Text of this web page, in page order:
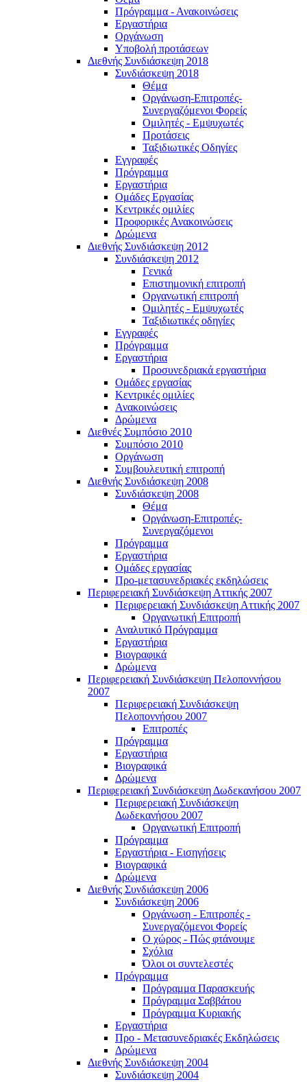
Πρόγραμμα - Ανακοινώσεις
Εργαστήρια
Οργάνωση
Υποβολή προτάσεων
Διεθνής Συνδιάσκεψη 2018
Συνδιάσκεψη 2018
Θέμα
Οργάνωση-Επιτροπές-
Συνεργαζόμενοι Φορείς
Ομιλητές - Εμψυχωτές
Προτάσεις
Ταξιδιωτικές Οδηγίες
Εγγραφές
Πρόγραμμα
Εργαστήρια
Ομάδες Εργασίας
Κεντρικές ομιλίες
Προφορικές Ανακοινώσεις
Δρώμενα
Διεθνής Συνδιάσκεψη 2012
Συνδιάσκεψη 2012
Γενικά
Επιστημονική επιτροπή
Οργανωτική επιτροπή
Ομιλητές - Εμψυχωτές
Ταξιδιωτικές οδηγίες
Εγγραφές
Πρόγραμμα
Εργαστήρια
Προσυνεδριακά εργαστήρια
Ομάδες εργασίας
Κεντρικές ομιλίες
Ανακοινώσεις
Δρώμενα
Διεθνές Συμπόσιο 2010
Συμπόσιο 2010
Οργάνωση
Συμβουλευτική επιτροπή
Διεθνής Συνδιάσκεψη 2008
Συνδιάσκεψη 2008
Θέμα
Οργάνωση-Επιτροπές-
Συνεργαζόμενοι
Πρόγραμμα
Εργαστήρια
Ομάδες εργασίας
Προ-μετασυνεδριακές εκδηλώσεις
Περιφερειακή Συνδιάσκεψη Αττικής 2007
Περιφερειακή Συνδιάσκεψη Αττικής 2007
Οργανωτική Επιτροπή
Αναλυτικό Πρόγραμμα
Εργαστήρια
Βιογραφικά
Δρώμενα
Περιφερειακή Συνδιάσκεψη Πελοποννήσου
2007
Περιφερειακή Συνδιάσκεψη
Πελοποννήσου 2007
Επιτροπές
Πρόγραμμα
Εργαστήρια
Βιογραφικά
Δρώμενα
Περιφερειακή Συνδιάσκεψη Δωδεκανήσου 2007
Περιφερειακή Συνδιάσκεψη
Δωδεκανήσου 2007
Οργανωτική Επιτροπή
Πρόγραμμα
Εργαστήρια - Εισηγήσεις
Βιογραφικά
Δρώμενα
Διεθνής Συνδιάσκεψη 2006
Συνδιάσκεψη 2006
Οργάνωση - Επιτροπές -
Συνεργαζόμενοι Φορείς
Ο χώρος - Πώς φτάνουμε
Σχόλια
Όλοι οι συντελεστές
Πρόγραμμα
Πρόγραμμα Παρασκευής
Πρόγραμμα Σαββάτου
Πρόγραμμα Κυριακής
Εργαστήρια
Προ - Μετασυνεδριακές Εκδηλώσεις
Δρώμενα
Διεθνής Συνδιάσκεψη 2004
Συνδιάσκεψη 2004